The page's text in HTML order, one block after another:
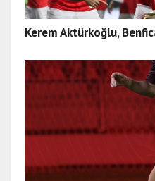
Kerem Aktürkoğlu,